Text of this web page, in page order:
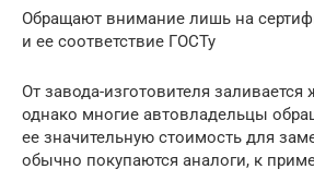
Обращают внимание лишь на
и ее соответствие ГОСТу
От завода-изготовителя заливается
однако многие автовладельцы
ее значительную стоимость для
обычно покупаются аналоги, к